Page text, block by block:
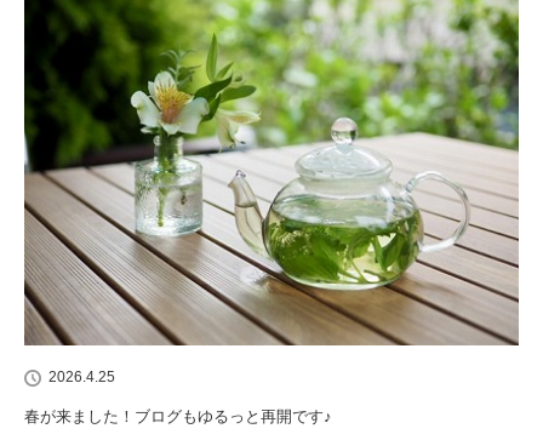
2026.4.25
春が来ました！ブログもゆるっと再開です♪